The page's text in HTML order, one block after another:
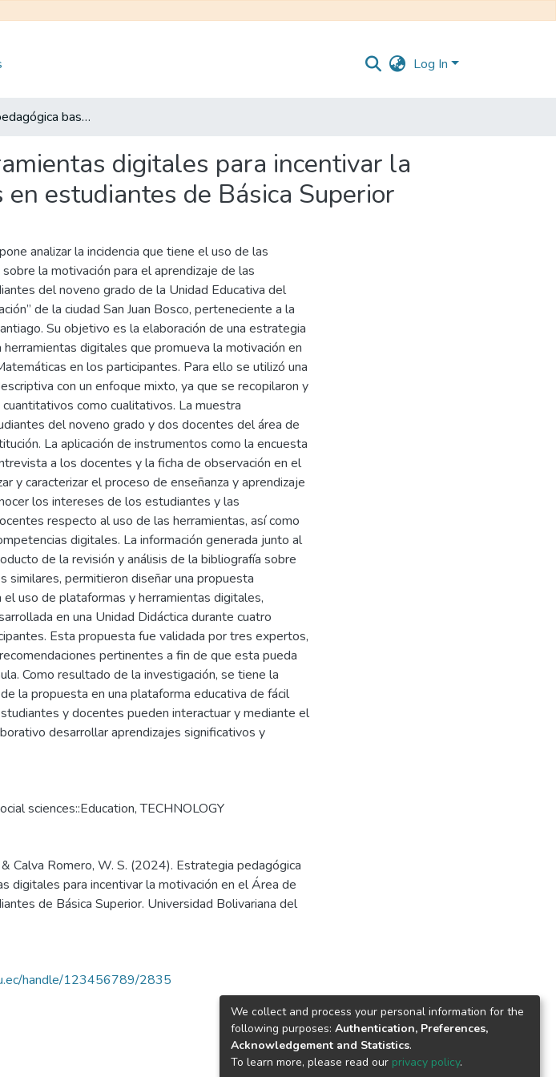
Log In
Estrategia pedagógica basada en herramientas digitales para incentivar la motivación en el Área de Matemáticas en estudiantes de Básica Superior
digitales para incentivar la
estudiantes de Básica Superior
analizar la incidencia que tiene el uso de las
la motivación para el aprendizaje de las
del noveno grado de la Unidad Educativa del
de la ciudad San Juan Bosco, perteneciente a la
Su objetivo es la elaboración de una estrategia
digitales que promueva la motivación en
en los participantes. Para ello se utilizó una
con un enfoque mixto, ya que se recopilaron y
como cualitativos. La muestra
del noveno grado y dos docentes del área de
La aplicación de instrumentos como la encuesta
a los docentes y la ficha de observación en el
y caracterizar el proceso de enseñanza y aprendizaje
los intereses de los estudiantes y las
respecto al uso de las herramientas, así como
digitales. La información generada junto al
de la revisión y análisis de la bibliografía sobre
similares, permitieron diseñar una propuesta
el uso de plataformas y herramientas digitales,
en una Unidad Didáctica durante cuatro
Esta propuesta fue validada por tres expertos,
pertinentes a fin de que esta pueda
Como resultado de la investigación, se tiene la
la propuesta en una plataforma educativa de fácil
y docentes pueden interactuar y mediante el
desarrollar aprendizajes significativos y
sciences::Education,TECHNOLOGY
& Calva Romero, W. S. (2024). Estrategia pedagógica
digitales para incentivar la motivación en el Área de
de Básica Superior. Universidad Bolivariana del
handle/123456789/2835
We collect and process your personal information for the
following purposes: Authentication, Preferences,
Acknowledgement and Statistics.
To learn more, please read our privacy policy.